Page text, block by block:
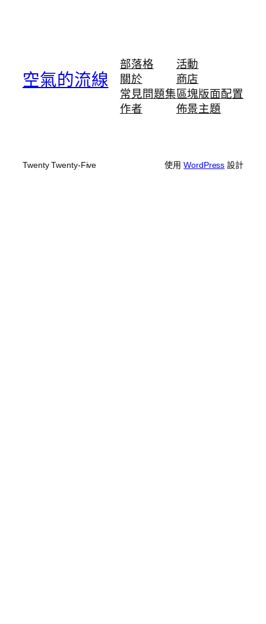
空氣的流線
部落格
關於
常見問題集
作者
活動
商店
區塊版面配置
佈景主題
Twenty Twenty-Five 使用WordPress 設計